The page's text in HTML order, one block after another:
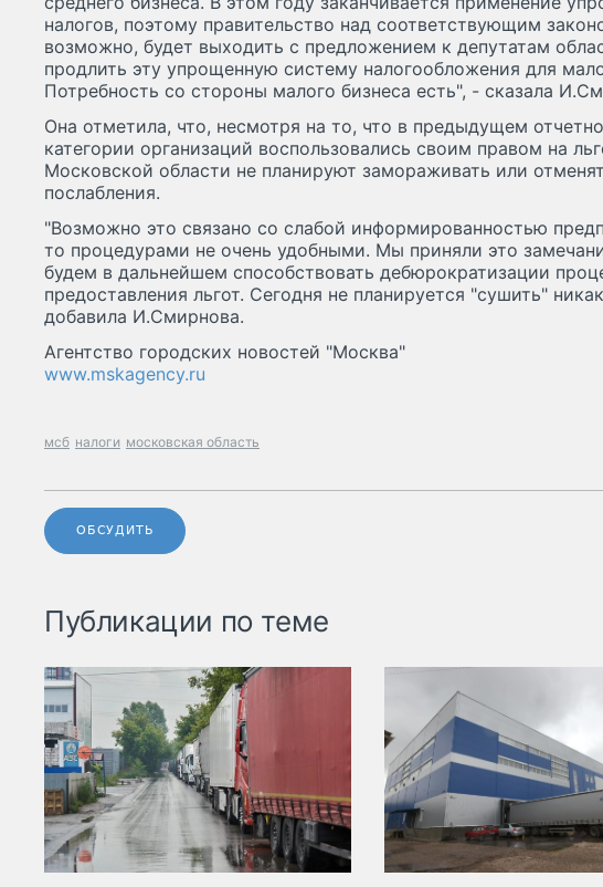
налогов, поэтому правительство над соответствующим
возможно, будет выходить с предложением к депутатам
продлить эту упрощенную систему налогообложения для
Потребность со стороны малого бизнеса есть", - сказала
Она отметила, что, несмотря на то, что в предыдущем
категории организаций воспользовались своим правом на
Московской области не планируют замораживать или
послабления.
"Возможно это связано со слабой информированностью
то процедурами не очень удобными. Мы приняли это
будем в дальнейшем способствовать дебюрократизации
предоставления льгот. Сегодня не планируется "сушить"
добавила И.Смирнова.
Агентство городских новостей "Москва"
www.mskagency.ru
мсб налоги московская область
ОБСУДИТЬ
Публикации по теме